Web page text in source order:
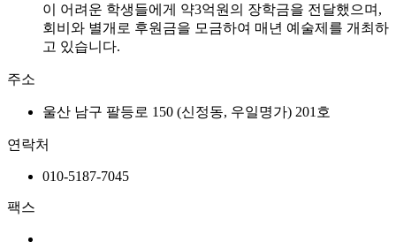
이 어려운 학생들에게 약3억원의 장학금을 전달했으며,
회비와 별개로 후원금을 모금하여 매년 예술제를 개최하
고 있습니다.
주소
울산 남구 팔등로 150 (신정동, 우일명가) 201호
연락처
010-5187-7045
팩스